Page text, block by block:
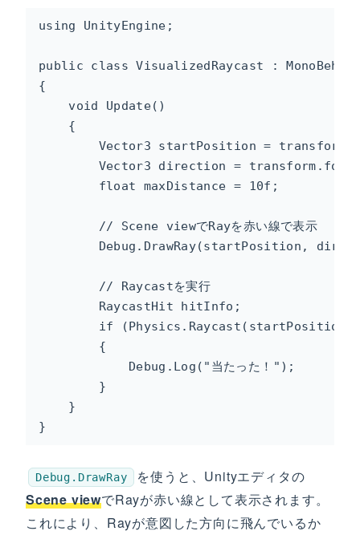
using UnityEngine;
public class VisualizedRaycast :
{
    void Update()
    {
Vector3 startPosition =
Vector3 direction =
        float maxDistance = 10f;
        // Scene viewでRayを赤い線で表示
Debug.DrawRay(startPosition,
        // Raycastを実行
        RaycastHit hitInfo;
if
        {
            Debug.Log("当たった！");
        }
    }
}
Debug.DrawRay
を使うと、Unityエディタの
Scene viewでRayが赤い線として表示されます。
これにより、Rayが意図した方向に飛んでいるか